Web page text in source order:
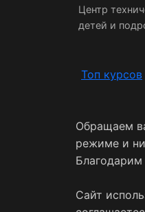
Центр
детей и
Топ курсов
Обращаем
режиме и ни
Сайт